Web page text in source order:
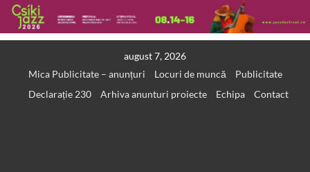
august 7, 2026
Mica Publicitate – anunțuri
Locuri de muncă
Publicitate
Declarație 230
Arhiva anunturi proiecte Echipa Contact